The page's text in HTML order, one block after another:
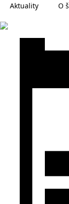
Aktuality O